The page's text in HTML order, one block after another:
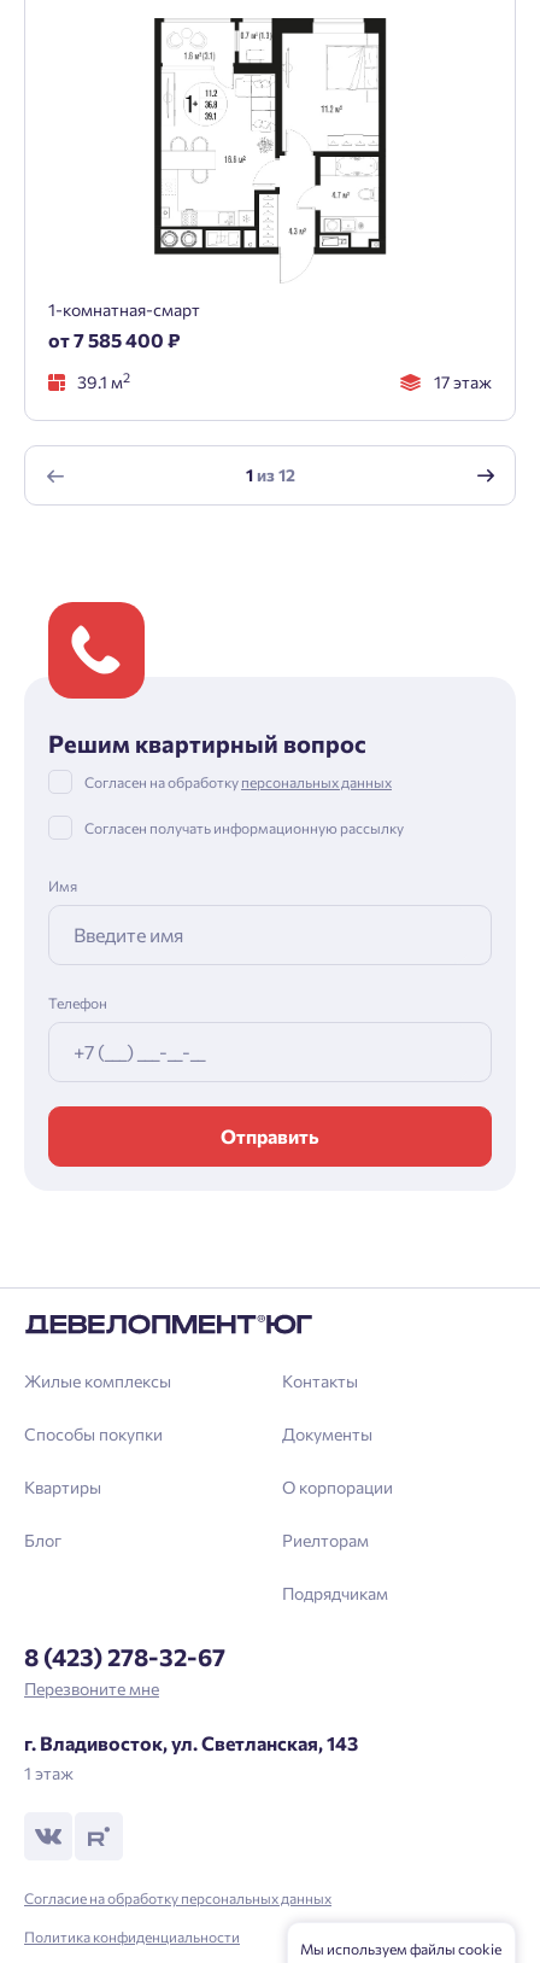
1-комнатная-смарт
от 7 585 400 ₽
39.1 м2 17 этаж
1из12
Решим квартирный вопрос
Согласен на обработку персональных данных
Согласен получать информационную рассылку
Имя
Телефон
Отправить
Жилые комплексы
Способы покупки
Квартиры
Блог
Контакты
Документы
О корпорации
Риелторам
Подрядчикам
8 (423) 278-32-67
Перезвоните мне
г. Владивосток, ул. Светланская, 143
1 этаж
Согласие на обработку персональных данных
Политика конфиденциальности
Мы используем файлы cookie